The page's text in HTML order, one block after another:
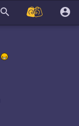
search account_circle